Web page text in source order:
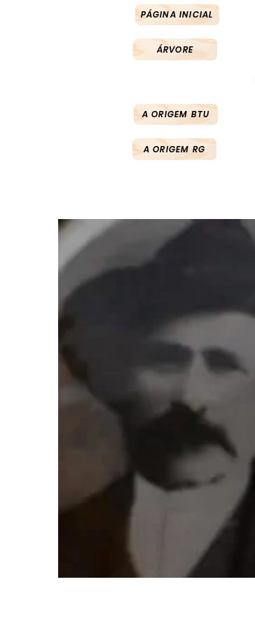
PÁGINA INICIAL
ÁRVORE
A ORIGEM BTU
A ORIGEM RG